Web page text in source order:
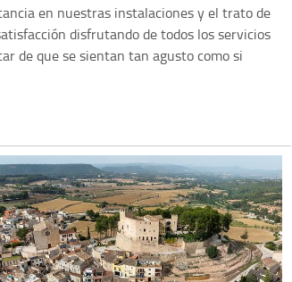
en nuestras instalaciones y el trato de
disfrutando de todos los servicios
de que se sientan tan agusto como si